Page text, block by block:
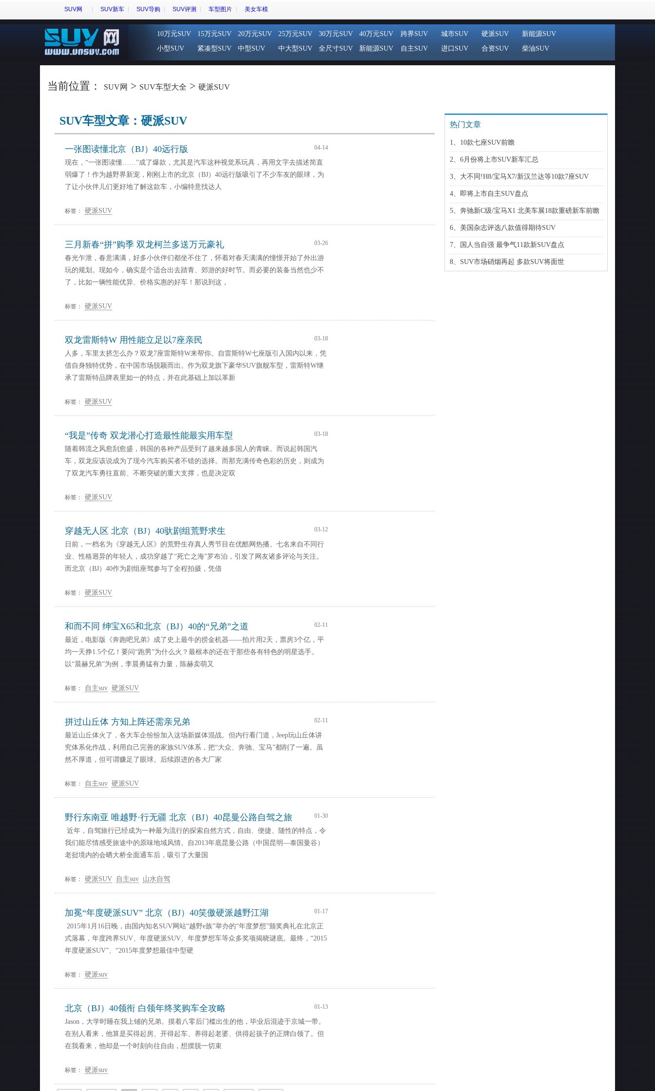
SUV网 SUV新车 SUV导购 SUV评测 车型图片 美女车模
10万元SUV 15万元SUV 20万元SUV 25万元SUV 30万元SUV
40万元SUV
小型SUV
紧凑型SUV 中型SUV 中大型SUV 全尺寸SUV 新能源SUV
跨界SUV 城市SUV 硬派SUV
新能源SUV
自主SUV
进口SUV 合资SUV 柴油SUV
当前位置： SUV网 > SUV车型大全 > 硬派SUV
SUV车型文章：硬派SUV
04-14
一张图读懂北京（BJ）40远行版
现在，“一张图读懂……”成了爆款，尤其是汽车这种视觉系玩具，再用文字去描述简直
弱爆了！作为越野界新宠，刚刚上市的北京（BJ）40远行版吸引了不少车友的眼球，为
了让小伙伴儿们更好地了解这款车，小编特意找达人
标签： 硬派SUV
03-26
三月新春“拼”购季 双龙柯兰多送万元豪礼
春光乍泄，春意满满，好多小伙伴们都坐不住了，怀着对春天满满的憧憬开始了外出游
玩的规划。现如今，确实是个适合出去踏青、郊游的好时节。而必要的装备当然也少不
了，比如一辆性能优异、价格实惠的好车！那说到这，
标签： 硬派SUV
03-18
双龙雷斯特W 用性能立足以7座亲民
人多，车里太挤怎么办？双龙7座雷斯特W来帮你。自雷斯特W七座版引入国内以来，凭
借自身独特优势，在中国市场脱颖而出。作为双龙旗下豪华SUV旗舰车型，雷斯特W继
承了雷斯特品牌表里如一的特点，并在此基础上加以革新
标签： 硬派SUV
03-18
“我是”传奇 双龙潜心打造最性能最实用车型
随着韩流之风愈刮愈盛，韩国的各种产品受到了越来越多国人的青睐。而说起韩国汽
车，双龙应该说成为了现今汽车购买者不错的选择。而那充满传奇色彩的历史，则成为
了双龙汽车勇往直前、不断突破的重大支撑，也是决定双
标签： 硬派SUV
03-12
穿越无人区 北京（BJ）40驮剧组荒野求生
日前，一档名为《穿越无人区》的荒野生存真人秀节目在优酷网热播。七名来自不同行
业、性格迥异的年轻人，成功穿越了“死亡之海”罗布泊，引发了网友诸多评论与关注。
而北京（BJ）40作为剧组座驾参与了全程拍摄，凭借
标签： 硬派SUV
02-11
和而不同 绅宝X65和北京（BJ）40的“兄弟”之道
最近，电影版《奔跑吧兄弟》成了史上最牛的捞金机器——拍片用2天，票房3个亿，平
均一天挣1.5个亿！要问“跑男”为什么火？最根本的还在于那些各有特色的明星选手。
以“晨赫兄弟”为例，李晨勇猛有力量，陈赫卖萌又
标签： 自主suv 硬派SUV
02-11
拼过山丘体 方知上阵还需亲兄弟
最近山丘体火了，各大车企纷纷加入这场新媒体混战。但内行看门道，Jeep玩山丘体讲
究体系化作战，利用自己完善的家族SUV体系，把“大众、奔驰、宝马”都削了一遍。虽
然不厚道，但可谓赚足了眼球。后续跟进的各大厂家
标签： 自主suv 硬派SUV
01-30
野行东南亚 唯越野·行无疆 北京（BJ）40昆曼公路自驾之旅
近年，自驾旅行已经成为一种最为流行的探索自然方式，自由、便捷、随性的特点，令
我们能尽情感受旅途中的原味地域风情。自2013年底昆曼公路（中国昆明—泰国曼谷）
老挝境内的会晒大桥全面通车后，吸引了大量国
标签： 硬派SUV 自主suv 山水自驾
01-17
加冕“年度硬派SUV” 北京（BJ）40笑傲硬派越野江湖
2015年1月16日晚，由国内知名SUV网站“越野e族”举办的“年度梦想”颁奖典礼在北京正
式落幕，年度跨界SUV、年度硬派SUV、年度梦想车等众多奖项揭晓谜底。最终，“2015
年度硬派SUV”、“2015年度梦想最佳中型硬
标签： 硬派suv
01-13
北京（BJ）40领衔 白领年终奖购车全攻略
Jason，大学时睡在我上铺的兄弟。摸着八零后门槛出生的他，毕业后混迹于京城一带。
在别人看来，他算是买得起房、开得起车、养得起老婆、供得起孩子的正牌白领了。但
在我看来，他却是一个时刻向往自由，想摆脱一切束
标签： 硬派suv
热门文章
1、10款七座SUV前瞻
2、6月份将上市SUV新车汇总
3、大不同!H8/宝马X7/新汉兰达等10款7座SUV
4、即将上市自主SUV盘点
5、奔驰新C级/宝马X1 北美车展18款重磅新车前瞻
6、美国杂志评选八款值得期待SUV
7、国人当自强 最争气11款新SUV盘点
8、SUV市场硝烟再起 多款SUV将面世